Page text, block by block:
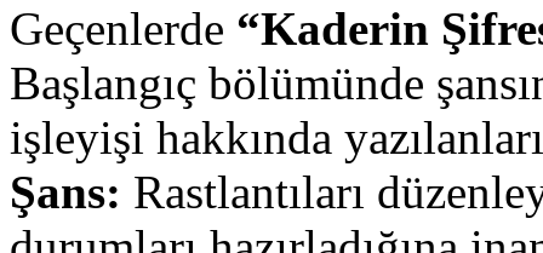
Geçenlerde “Kaderin
Başlangıç bölümünde
işleyişi hakkında
Şans: Rastlantıları